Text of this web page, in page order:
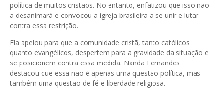
política de muitos cristãos. No entanto, enfatizou que isso não
a desanimará e convocou a igreja brasileira a se unir e lutar
contra essa restrição.
Ela apelou para que a comunidade cristã, tanto católicos
quanto evangélicos, despertem para a gravidade da situação e
se posicionem contra essa medida. Nanda Fernandes
destacou que essa não é apenas uma questão política, mas
também uma questão de fé e liberdade religiosa.